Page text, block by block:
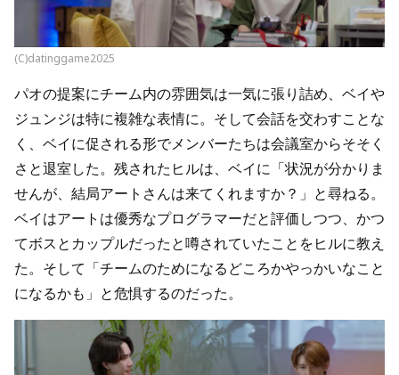
(C)datinggame2025
パオの提案にチーム内の雰囲気は一気に張り詰め、ベイや
ジュンジは特に複雑な表情に。そして会話を交わすことな
く、ベイに促される形でメンバーたちは会議室からそそく
さと退室した。残されたヒルは、ベイに「状況が分かりま
せんが、結局アートさんは来てくれますか？」と尋ねる。
ベイはアートは優秀なプログラマーだと評価しつつ、かつ
てボスとカップルだったと噂されていたことをヒルに教え
た。そして「チームのためになるどころかやっかいなこと
になるかも」と危惧するのだった。